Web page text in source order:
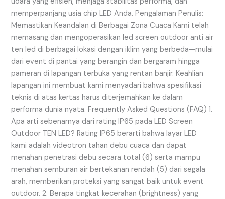
memperpanjang usia chip LED Anda. Pengalaman Penulis:
Memastikan Keandalan di Berbagai Zona Cuaca Kami telah
memasang dan mengoperasikan led screen outdoor anti air
ten led di berbagai lokasi dengan iklim yang berbeda—mulai
dari event di pantai yang berangin dan bergaram hingga
pameran di lapangan terbuka yang rentan banjir. Keahlian
lapangan ini membuat kami menyadari bahwa spesifikasi
teknis di atas kertas harus diterjemahkan ke dalam
performa dunia nyata. Frequently Asked Questions (FAQ) 1.
Apa arti sebenarnya dari rating IP65 pada LED Screen
Outdoor TEN LED? Rating IP65 berarti bahwa layar LED
kami adalah videotron tahan debu cuaca dan dapat
menahan penetrasi debu secara total (6) serta mampu
menahan semburan air bertekanan rendah (5) dari segala
arah, memberikan proteksi yang sangat baik untuk event
outdoor. 2. Berapa tingkat kecerahan (brightness) yang